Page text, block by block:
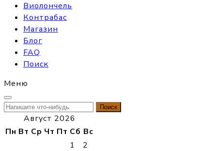
Виолончель
Контрабас
Магазин
Блог
FAQ
Поиск
Меню
Найти:
Август 2026
Пн Вт Ср Чт Пт Сб Вс
1
2